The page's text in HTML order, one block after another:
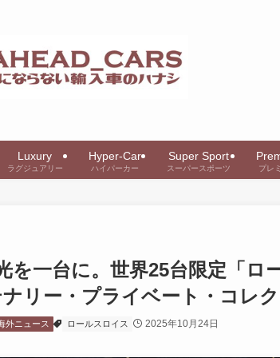
Luxury
ラグジュアリー
Hyper-Car
ハイパーカー
Super Sport
スーパースポーツ プレ
を一台に。世界25台限定「ロ
リー・プライベート・コレ
外ニュース ロールスロイス 2025年10月24日